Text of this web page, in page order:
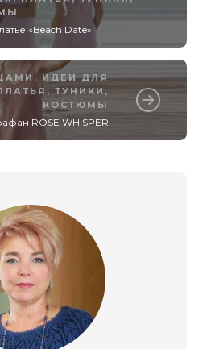
«Beach Date»
, ИДЕИ ДЛЯ
ТУНИКИ,
КОСТЮМЫ
ROSE WHISPER